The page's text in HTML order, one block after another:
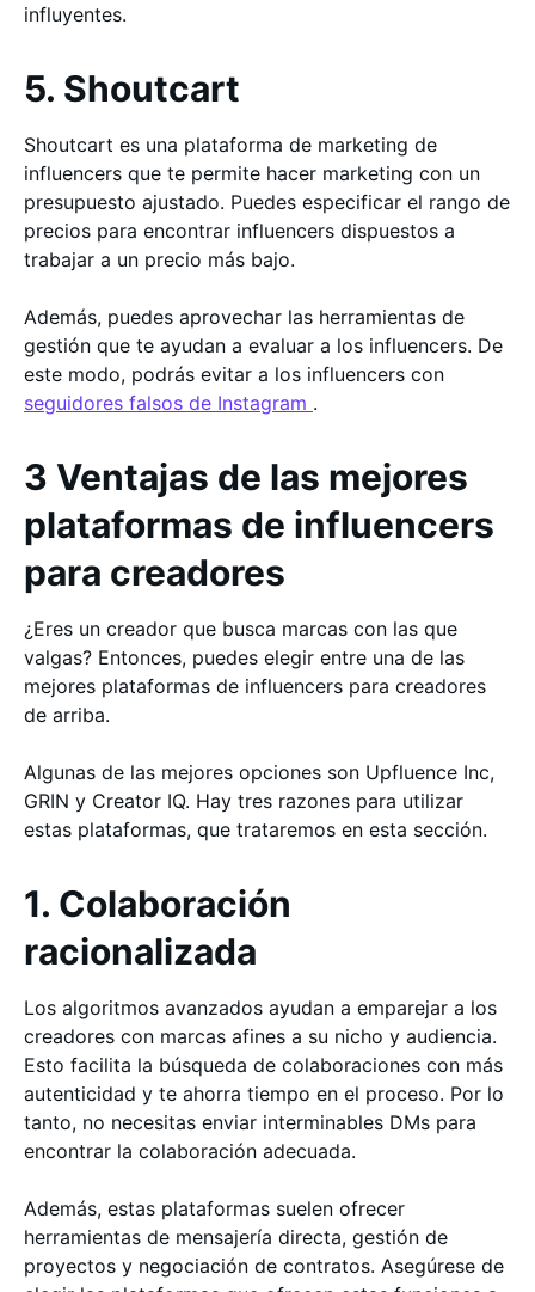
influyentes.
5. Shoutcart
Shoutcart es una plataforma de marketing de
influencers que te permite hacer marketing con un
presupuesto ajustado. Puedes especificar el rango de
precios para encontrar influencers dispuestos a
trabajar a un precio más bajo.
Además, puedes aprovechar las herramientas de
gestión que te ayudan a evaluar a los influencers. De
este modo, podrás evitar a los influencers con
seguidores falsos de Instagram .
3 Ventajas de las mejores
plataformas de influencers
para creadores
¿Eres un creador que busca marcas con las que
valgas? Entonces, puedes elegir entre una de las
mejores plataformas de influencers para creadores
de arriba.
Algunas de las mejores opciones son Upfluence Inc,
GRIN y Creator IQ. Hay tres razones para utilizar
estas plataformas, que trataremos en esta sección.
1. Colaboración
racionalizada
Los algoritmos avanzados ayudan a emparejar a los
creadores con marcas afines a su nicho y audiencia.
Esto facilita la búsqueda de colaboraciones con más
autenticidad y te ahorra tiempo en el proceso. Por lo
tanto, no necesitas enviar interminables DMs para
encontrar la colaboración adecuada.
Además, estas plataformas suelen ofrecer
herramientas de mensajería directa, gestión de
proyectos y negociación de contratos. Asegúrese de